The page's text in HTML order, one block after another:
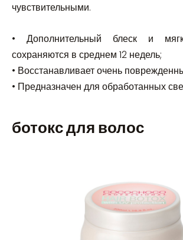
чувствительными.
• Дополнительный блеск и
сохраняются в среднем 12 недель;
• Восстанавливает очень
• Предназначен для обработанных
ботокс для волос